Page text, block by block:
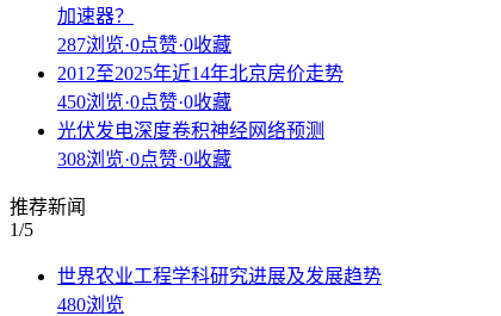
加速器？
287浏览·0点赞·0收藏
2012至2025年近14年北京房价走势
450浏览·0点赞·0收藏
光伏发电深度卷积神经网络预测
308浏览·0点赞·0收藏
推荐新闻
1/5
世界农业工程学科研究进展及发展趋势
480浏览